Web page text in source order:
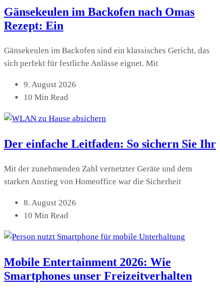
Gänsekeulen im Backofen nach Omas
Rezept: Ein
Gänsekeulen im Backofen sind ein klassisches Gericht, das
sich perfekt für festliche Anlässe eignet. Mit
9. August 2026
10 Min Read
Der einfache Leitfaden: So sichern Sie Ihr
Mit der zunehmenden Zahl vernetzter Geräte und dem
starken Anstieg von Homeoffice war die Sicherheit
8. August 2026
10 Min Read
Mobile Entertainment 2026: Wie
Smartphones unser Freizeitverhalten